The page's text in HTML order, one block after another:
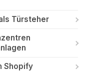
Türsteher
Shopify